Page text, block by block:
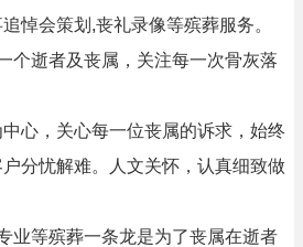
悼会策划,丧礼录像等殡葬服务。
个逝者及丧属，关注每一次骨灰落
心，关心每一位丧属的诉求，始终
分忧解难。人文关怀，认真细致做
业等殡葬一条龙是为了丧属在逝者